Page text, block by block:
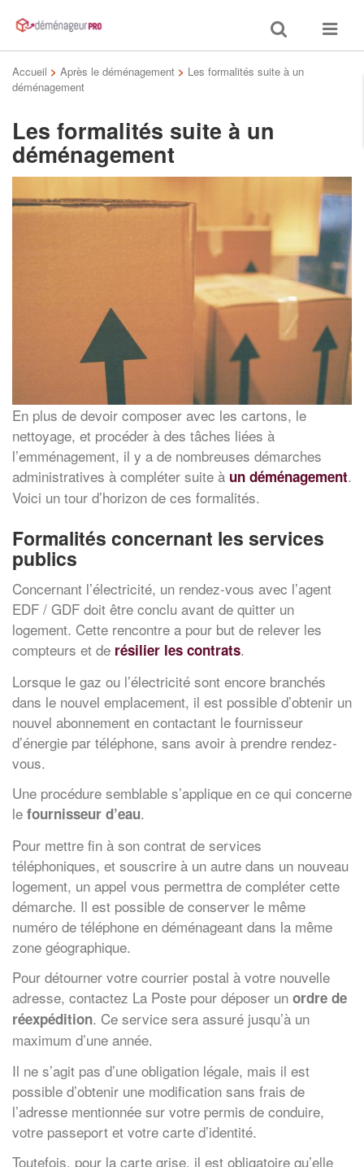
Toggle
search
Toggle
Accueil > Après le déménagement > Les formalités suite à un
déménagement
Les formalités suite à un
déménagement
En plus de devoir composer avec les cartons, le
nettoyage, et procéder à des tâches liées à
l’emménagement, il y a de nombreuses démarches
administratives à compléter suite à un déménagement.
Voici un tour d’horizon de ces formalités.
Formalités concernant les services
publics
Concernant l’électricité, un rendez-vous avec l’agent
EDF / GDF doit être conclu avant de quitter un
logement. Cette rencontre a pour but de relever les
compteurs et de résilier les contrats.
Lorsque le gaz ou l’électricité sont encore branchés
dans le nouvel emplacement, il est possible d’obtenir un
nouvel abonnement en contactant le fournisseur
d’énergie par téléphone, sans avoir à prendre rendez-
vous.
Une procédure semblable s’applique en ce qui concerne
le fournisseur d’eau.
Pour mettre fin à son contrat de services
téléphoniques, et souscrire à un autre dans un nouveau
logement, un appel vous permettra de compléter cette
démarche. Il est possible de conserver le même
numéro de téléphone en déménageant dans la même
zone géographique.
Pour détourner votre courrier postal à votre nouvelle
adresse, contactez La Poste pour déposer un ordre de
réexpédition. Ce service sera assuré jusqu’à un
maximum d’une année.
Il ne s’agit pas d’une obligation légale, mais il est
possible d’obtenir une modification sans frais de
l’adresse mentionnée sur votre permis de conduire,
votre passeport et votre carte d’identité.
Toutefois, pour la carte grise, il est obligatoire qu’elle